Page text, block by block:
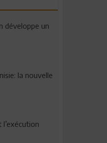
développe un
la nouvelle
l’exécution